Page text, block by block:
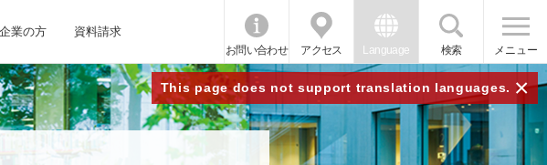
業の方 資料請求
お問い合わせ アクセス Language 検索 メニュー
This page does not support translation languages. ×